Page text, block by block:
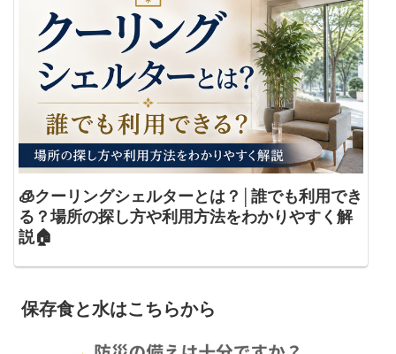
🧊クーリングシェルターとは？│誰でも利用でき
る？場所の探し方や利用方法をわかりやすく解
説🏠
保存食と水はこちらから